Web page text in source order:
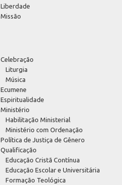
Liberdade
Missão
Celebração
Liturgia
Música
Ecumene
Espiritualidade
Ministério
Habilitação Ministerial
Ministério com Ordenação
Política de Justiça de Gênero
Qualificação
Educação Cristã Contínua
Educação Escolar e Universitária
Formação Teológica